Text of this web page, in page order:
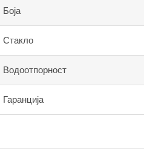
Боја
Стакло
Водоотпорност
Гаранција